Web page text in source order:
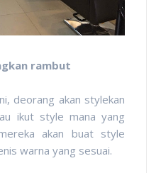
rambut
deorang akan stylekan
ikut style mana yang
akan buat style
warna yang sesuai.